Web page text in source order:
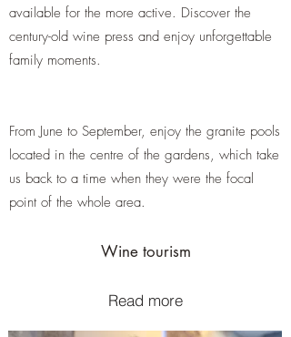
available for the more active. Discover the
century-old wine press and enjoy unforgettable
family moments.
From June to September, enjoy the granite pools
located in the centre of the gardens, which take
us back to a time when they were the focal
point of the whole area.
Wine tourism
Read more